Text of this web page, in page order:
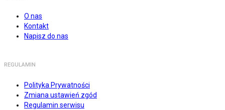
O nas
Kontakt
Napisz do nas
REGULAMIN
Polityka Prywatności
Zmiana ustawień zgód
Regulamin serwisu